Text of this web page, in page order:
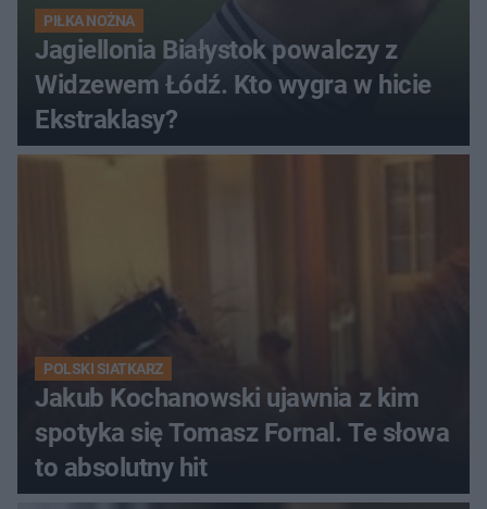
PIŁKA NOŻNA
Jagiellonia Białystok powalczy z
Widzewem Łódź. Kto wygra w hicie
Ekstraklasy?
POLSKI SIATKARZ
Jakub Kochanowski ujawnia z kim
spotyka się Tomasz Fornal. Te słowa
to absolutny hit